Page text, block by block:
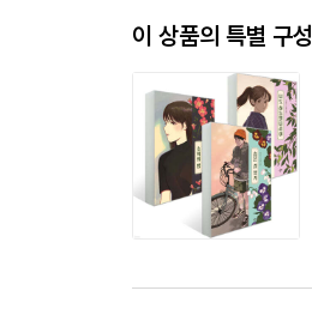
이 상품의 특별 구성